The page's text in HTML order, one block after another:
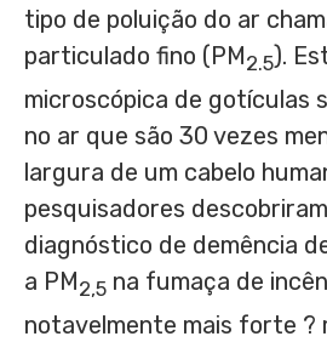
tipo de poluição do ar
particulado fino (PM2.5).
microscópica de gotículas
no ar que são 30 vezes
largura de um cabelo
pesquisadores
diagnóstico de demência
a PM2,5 na fumaça de
notavelmente mais forte ?